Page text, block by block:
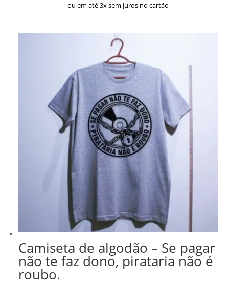
ou em até 3x sem juros no cartão
Camiseta de algodão – Se pagar
não te faz dono, pirataria não é
roubo.